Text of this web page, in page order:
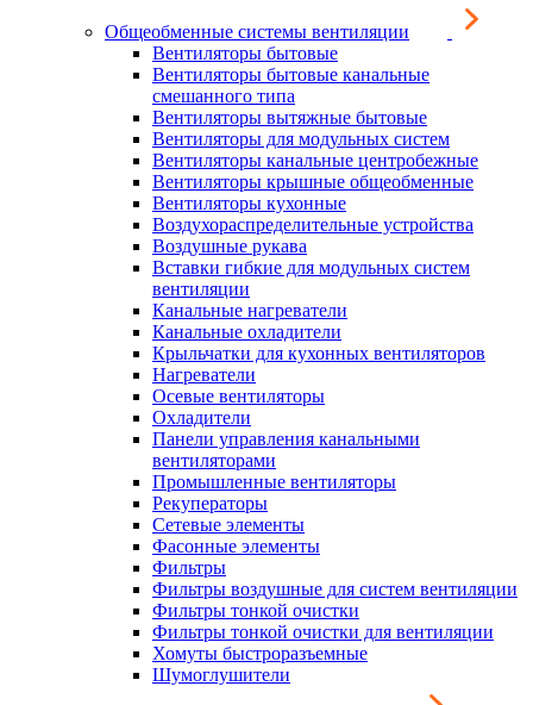
Общеобменные системы вентиляции
Вентиляторы бытовые
Вентиляторы бытовые канальные
смешанного типа
Вентиляторы вытяжные бытовые
Вентиляторы для модульных систем
Вентиляторы канальные центробежные
Вентиляторы крышные общеобменные
Вентиляторы кухонные
Воздухораспределительные устройства
Воздушные рукава
Вставки гибкие для модульных систем
вентиляции
Канальные нагреватели
Канальные охладители
Крыльчатки для кухонных вентиляторов
Нагреватели
Осевые вентиляторы
Охладители
Панели управления канальными
вентиляторами
Промышленные вентиляторы
Рекуператоры
Сетевые элементы
Фасонные элементы
Фильтры
Фильтры воздушные для систем вентиляции
Фильтры тонкой очистки
Фильтры тонкой очистки для вентиляции
Хомуты быстроразъемные
Шумоглушители